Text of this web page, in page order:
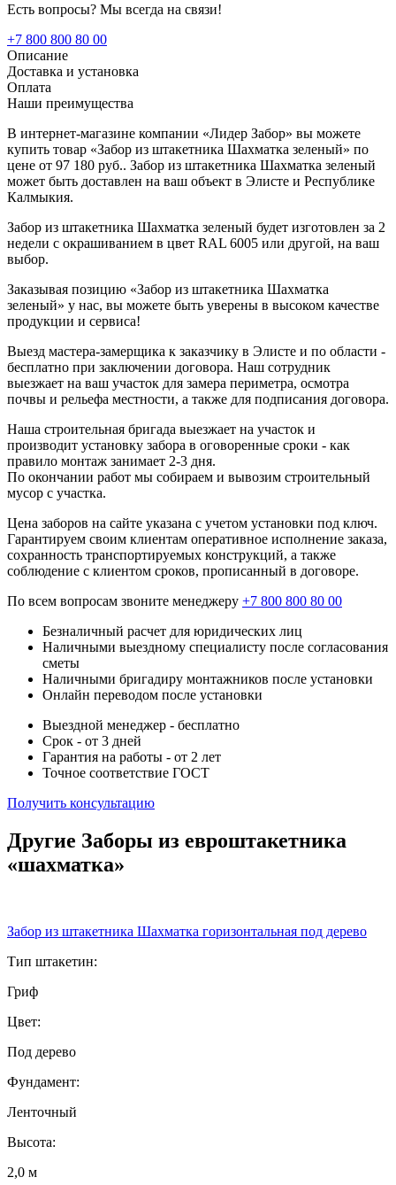
Есть вопросы? Мы всегда на связи!
+7 800 800 80 00
Описание
Доставка и установка
Оплата
Наши преимущества
В интернет-магазине компании «Лидер Забор» вы можете
купить товар «Забор из штакетника Шахматка зеленый» по
цене от 97 180 руб.. Забор из штакетника Шахматка зеленый
может быть доставлен на ваш объект в Элисте и Республике
Калмыкия.
Забор из штакетника Шахматка зеленый будет изготовлен за 2
недели с окрашиванием в цвет RAL 6005 или другой, на ваш
выбор.
Заказывая позицию «Забор из штакетника Шахматка
зеленый» у нас, вы можете быть уверены в высоком качестве
продукции и сервиса!
Выезд мастера-замерщика к заказчику в Элисте и по области -
бесплатно при заключении договора. Наш сотрудник
выезжает на ваш участок для замера периметра, осмотра
почвы и рельефа местности, а также для подписания договора.
Наша строительная бригада выезжает на участок и
производит установку забора в оговоренные сроки - как
правило монтаж занимает 2-3 дня.
По окончании работ мы собираем и вывозим строительный
мусор с участка.
Цена заборов на сайте указана с учетом установки под ключ.
Гарантируем своим клиентам оперативное исполнение заказа,
сохранность транспортируемых конструкций, а также
соблюдение с клиентом сроков, прописанный в договоре.
По всем вопросам звоните менеджеру +7 800 800 80 00
Безналичный расчет для юридических лиц
Наличными выездному специалисту после согласования
сметы
Наличными бригадиру монтажников после установки
Онлайн переводом после установки
Выездной менеджер - бесплатно
Срок - от 3 дней
Гарантия на работы - от 2 лет
Точное соответствие ГОСТ
Получить консультацию
Другие Заборы из евроштакетника
«шахматка»
Забор из штакетника Шахматка горизонтальная под дерево
Тип штакетин:
Гриф
Цвет:
Под дерево
Фундамент:
Ленточный
Высота:
2,0 м